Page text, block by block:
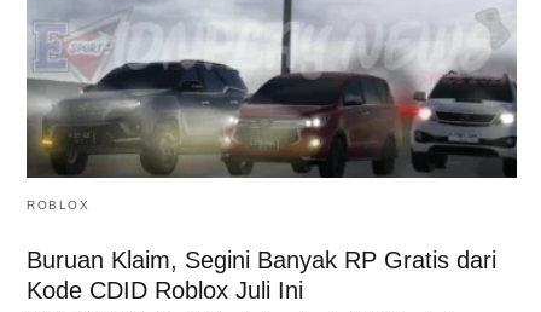
ROBLOX
Buruan Klaim, Segini Banyak RP Gratis dari
Kode CDID Roblox Juli Ini